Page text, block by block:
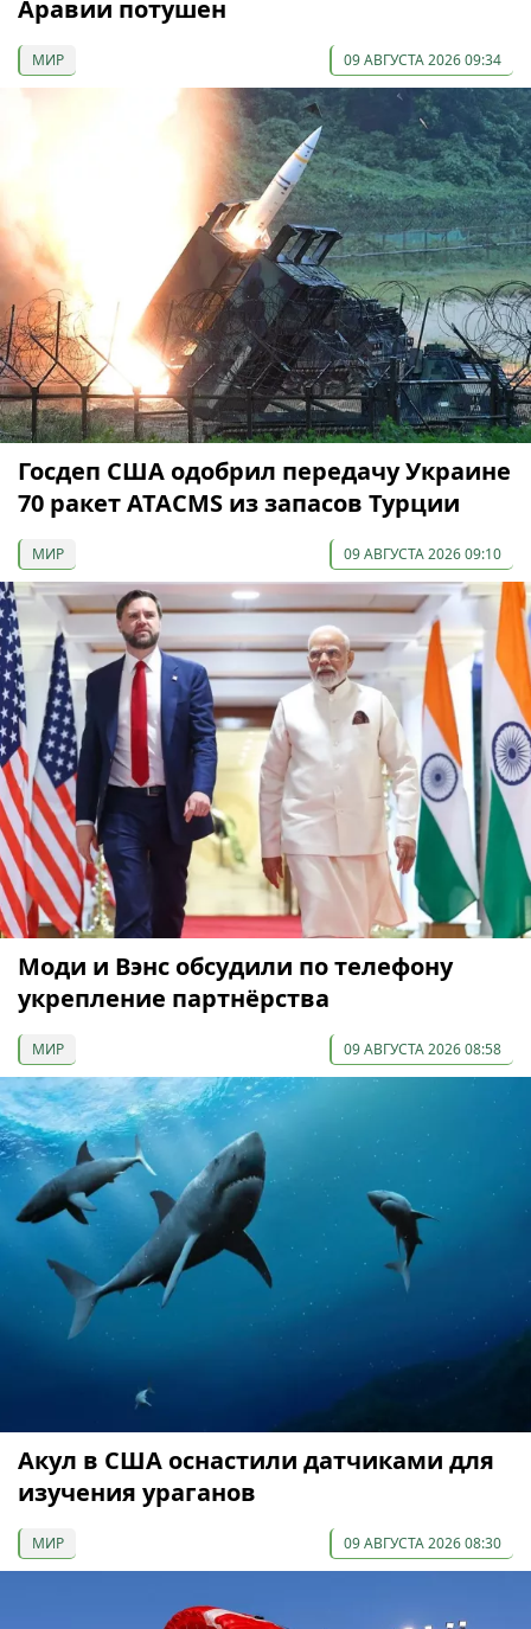
Аравии потушен
МИР 09 АВГУСТА 2026 09:34
Госдеп США одобрил передачу Украине
70 ракет ATACMS из запасов Турции
МИР 09 АВГУСТА 2026 09:10
Моди и Вэнс обсудили по телефону
укрепление партнёрства
МИР 09 АВГУСТА 2026 08:58
Акул в США оснастили датчиками для
изучения ураганов
МИР 09 АВГУСТА 2026 08:30